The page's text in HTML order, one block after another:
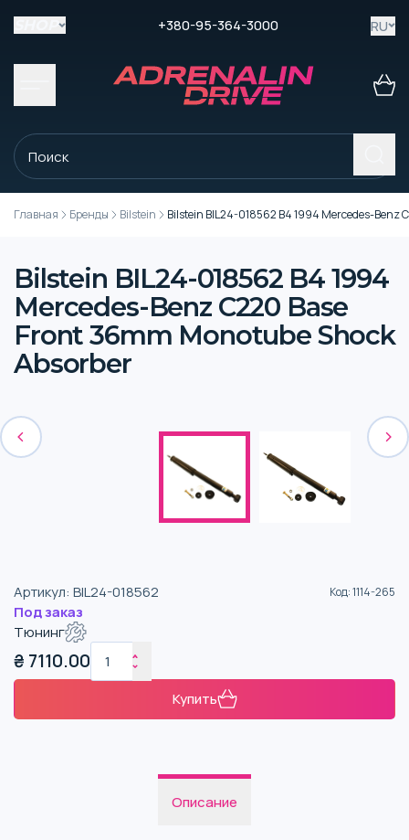
+380-95-364-3000 RU
Главная Бренды Bilstein Bilstein BIL24-018562 B4 1994 Mercedes-Benz
Bilstein BIL24-018562 B4 1994
Mercedes-Benz C220 Base
Front 36mm Monotube Shock
Absorber
Артикул: BIL24-018562 Код:1114-265
Под заказ
Тюнинг
₴ 7110.00
Купить
Описание